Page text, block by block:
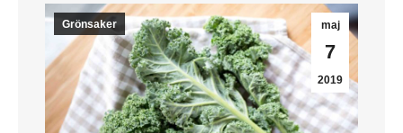
maj
7
2019
Grönsaker